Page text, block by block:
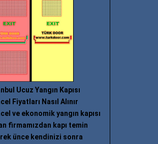
Ucuz Yangın Kapısı
Fiyatları Nasıl Alınır
ve ekonomik yangın kapısı
firmamızdan kapı temin
ünce kendinizi sonra